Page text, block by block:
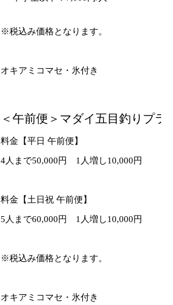
※税込み価格となります。
オキアミコマセ・氷付き
＜午前便＞マダイ五目釣りプラ
料金【平日 午前便】
4人まで50,000円 1人増し10,000円
料金【土日祝 午前便】
5人まで60,000円 1人増し10,000円
※税込み価格となります。
オキアミコマセ・氷付き